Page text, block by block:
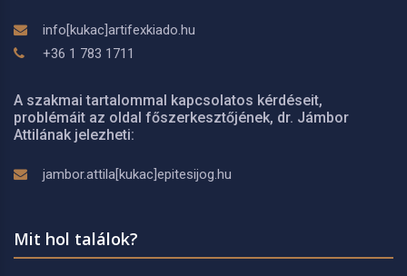
info[kukac]artifexkiado.hu
+36 1 783 1711
A szakmai tartalommal kapcsolatos kérdéseit,
problémáit az oldal főszerkesztőjének, dr. Jámbor
Attilának jelezheti:
jambor.attila[kukac]epitesijog.hu
Mit hol találok?